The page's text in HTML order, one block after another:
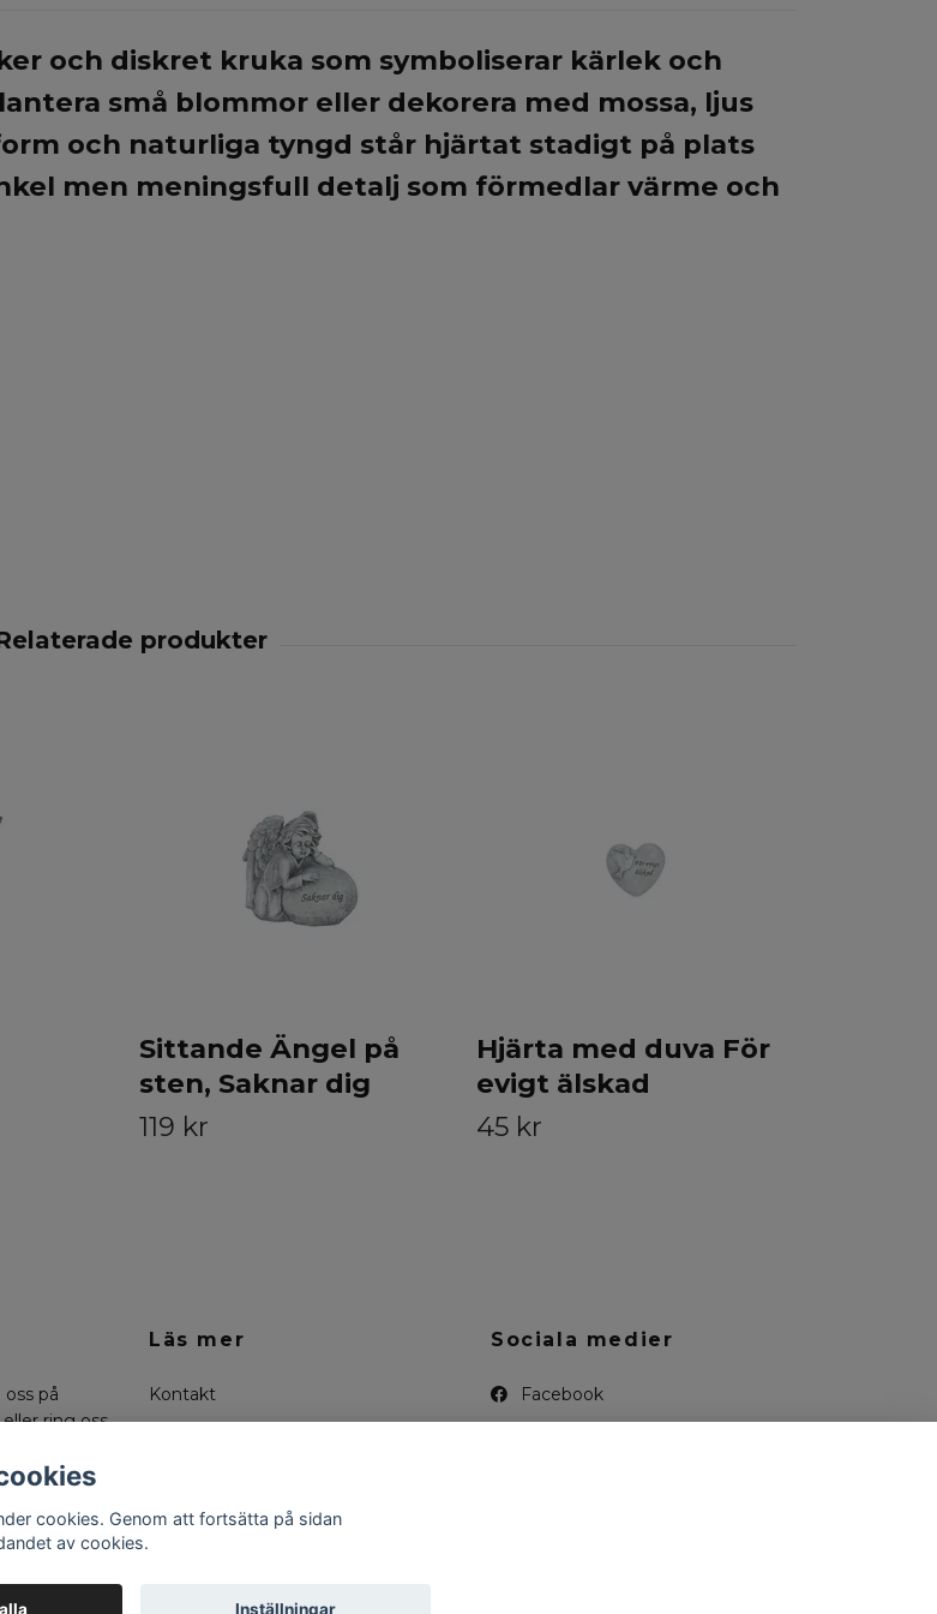
och diskret kruka som symboliserar kärlek och
små blommor eller dekorera med mossa, ljus
och naturliga tyngd står hjärtat stadigt på plats
men meningsfull detalj som förmedlar värme och
Sittande Ängel på
sten, Saknar dig
119 kr
Hjärta med duva För
evigt älskad
45 kr
på
eller ring oss
Läs mer
Kontakt
Sociala medier
Facebook
cookies. Genom att fortsätta på sidan
av cookies.
Inställningar